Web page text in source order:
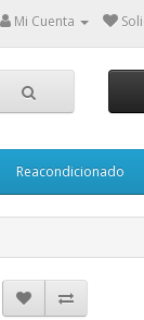
Mi Cuenta
Reacondicionado